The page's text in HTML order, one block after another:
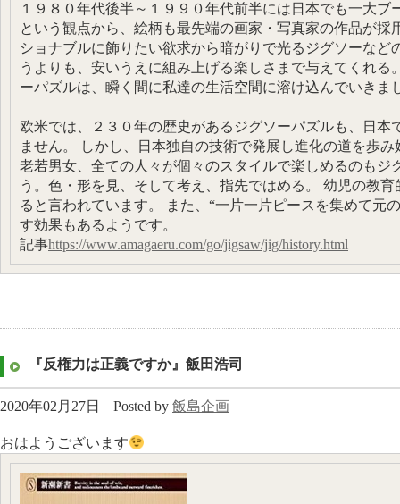
１９８０年代後半～１９９０年代前半には日本でも一大ブ
という観点から、絵柄も最先端の画家・写真家の作品が採
ショナブルに飾りたい欲求から暗がりで光るジグソーなど
うよりも、安いうえに組み上げる楽しさまで与えてくれる
ーパズルは、瞬く間に私達の生活空間に溶け込んでいきま
欧米では、２３０年の歴史があるジグソーパズルも、日本
ません。 しかし、日本独自の技術で発展し進化の道を歩み
老若男女、全ての人々が個々のスタイルで楽しめるのもジ
う。色・形を見、そして考え、指先ではめる。 幼児の教
ると言われています。 また、“一片一片ピースを集めて元
す効果もあるようです。
記事https://www.amagaeru.com/go/jigsaw/jig/history.html
『反権力は正義ですか』飯田浩司
2020年02月27日 Posted by 飯島企画
おはようございます